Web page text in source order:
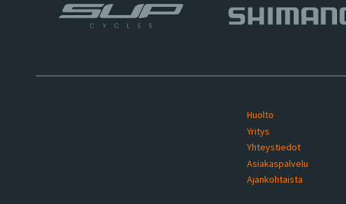
Huolto
Yritys
Yhteystiedot
Asiakaspalvelu
Ajankohtaista